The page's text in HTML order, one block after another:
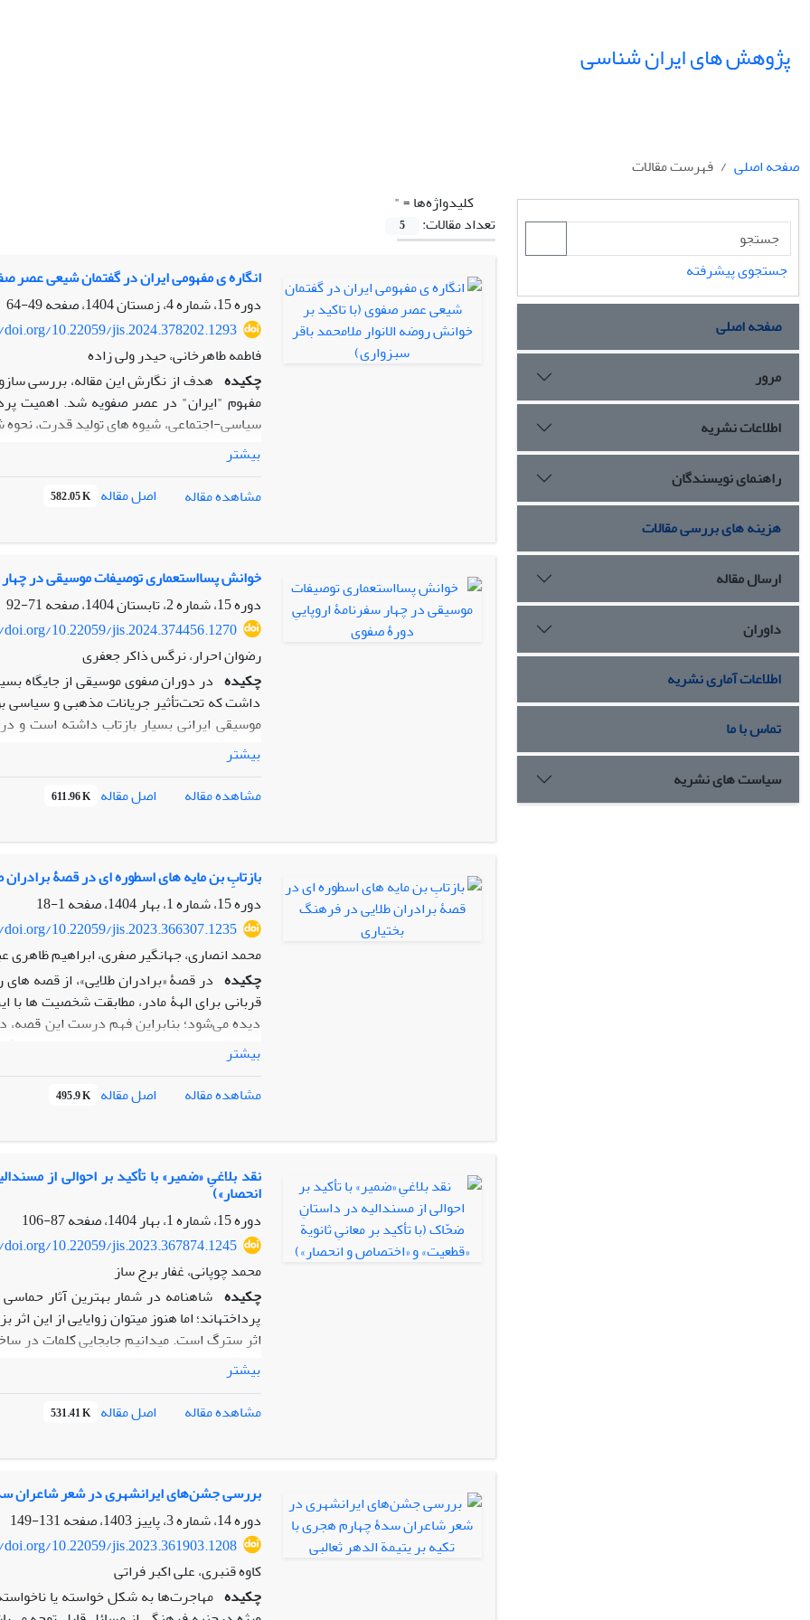
پژوهش های ایران شناسی
صفحه اصلی
فهرست مقالات
کلیدواژه‌ها ="
تعداد مقالات:
5
انگاره ی مفهومی ایران در گفتمان شیعی عصر
دوره 15، شماره 4، زمستان 1404، صفحه
49-64
10.22059/jis.2024.378202.1293
فاطمه طاهرخانی، حیدر ولی زاده
چکیده هدف از نگارش این مقاله، بررسی
مفهوم "ایران" در عصر صفویه شد. اهمیت
سیاسی-اجتماعی، شیوه های تولید قدرت،
نگاشته و به شاه عباس دوم تقدیم شده است
مکرر واژه ایران، نمونه مناسبی برای بررسی
است. با خوانش این متن مطابق با رهیافت
سیاسی دولت فراگیر و نوظهور صفویه به کار
متن، احضار گشته اند. به واقع، تشیع به
سویی یک سطح معنایی نو که همان تشیع است
مجدد ایران در دو صورت عینی و ذهنی دولت
بیشتر
مشاهده مقاله
اصل مقاله 582.05 K
خوانش پسااستعماری توصیفات موسیقی در
دوره 15، شماره 2، تابستان 1404، صفحه
71-92
10.22059/jis.2024.374456.1270
رضوان احرار، نرگس ذاکر جعفری
چکیده در دوران صفوی موسیقی از جایگاه
داشت که تحت‌تأثیر‌ جریانات مذهبی و سیاسی
موسیقی ایرانی بسیار بازتاب داشته است و
شایستگی موسیقی ایرانی دیده شده است.
موسیقی ایرانی داشته‌اند؛ برای پیگیری و
ویژگی‌های توصیفات موسیقایی متفاوتی هستند
قرار داده است تا با این خوانش مفاهیم
مشارکت اجرایی: رویکرد تعاملی. روش
فیش‌برداری انجام شده و روش تحلیل داده‌ها
بیشتر
مشاهده مقاله
اصل مقاله 611.96 K
بازتابِ بن مایه های اسطوره ای در قصۀ
دوره 15، شماره 1، بهار 1404، صفحه
1-18
10.22059/jis.2023.366307.1235
محمد انصاری، جهانگیر صفری، ابراهیم ظاهری
چکیده در قصۀ «برادران طلایی»، از قصه
قربانی برای الهۀ مادر، مطابقت شخصیت‏ ها با
دیده می‌شود؛ بنابراین فهم درست این
اسنادی و رویکرد توصیفی تحلیلی به بررسی
پژوهش نشان می ‏دهد اسطورۀ کلان در این قصه،
از نشانه­ های آن مانند ازدواج با قنات در
دگردیسی یافتۀ ایزدان است یا می‏توان گفت
قصه، مانند کشتن جوان/درویش بر سر چشمه،
نماد اسطوره‏ای جاودانگی است،
ازدواج‏ های اسطوره ‏ای دارد.
بیشتر
مشاهده مقاله
اصل مقاله 495.9 K
نقد بلاغیِ «ضمیر» با تأکید بر احوالی از
انحصار»)
دوره 15، شماره 1، بهار 1404، صفحه
87-106
10.22059/jis.2023.367874.1245
محمد چوپانی، غفار برج ساز
چکیده شاهنامه در شمار بهترین آثار
پرداخته­اند؛ اما هنوز می­­توان زوایایی از این
اثر سترگ است­. می­دانیم جابجایی کلمات در
رابطة مستقیم و تعیین­کننده­ای دارد.
قسمت­های مهم جمله از خاصیت دستوری عدول
کمک­می­کند؛ از این رو، هدف­ این پژوهش
است و پرسش اصلی­ این است که ضمیر در
ثانویة­ اطمینان­بخشی، قطعیت و منحصر کنندگی،
را از حالت تردید و انکار خارج کند و در ذهن
پذیرش و همراهی او را فراهم سازد، سپس از راه
دریافت و نظر خود همراه سازد.
بیشتر
مشاهده مقاله
اصل مقاله 531.41 K
بررسی جشن‌های ایرانشهری در شعر شاعران
دوره 14، شماره 3، پاییز 1403، صفحه
131-149
10.22059/jis.2023.361903.1208
کاوه قنبری، علی اکبر فراتی
چکیده مهاجرت‌ها به شکل خواسته یا
جستجوی پیشرفته
صفحه اصلی
مرور
اطلاعات نشریه
راهنمای نویسندگان
هزینه های بررسی مقالات
ارسال مقاله
داوران
اطلاعات آماری نشریه
تماس با ما
سیاست های نشریه